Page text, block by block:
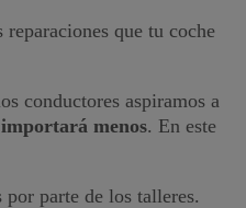
que tu coche
conductores aspiramos a
menos. En este
parte de los talleres.